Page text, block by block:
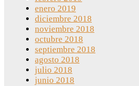
enero 2019
diciembre 2018
noviembre 2018
octubre 2018
septiembre 2018
agosto 2018
julio 2018
junio 2018